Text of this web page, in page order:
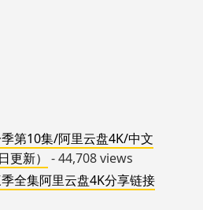
季第10集/阿里云盘4K/中文
更新）
- 44,708 views
季全集阿里云盘4K分享链接